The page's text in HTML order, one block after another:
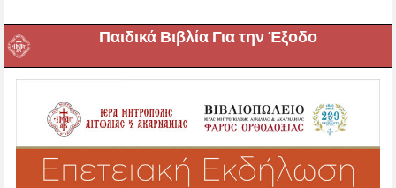
Παιδικά Βιβλία Για την Έξοδο